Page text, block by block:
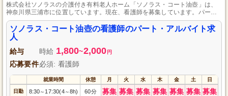
株式会社ソノラスの介護付き有料老人ホーム「ソノラス・コート油壺」は、
神奈川県三浦市に位置しています。現在、看護師を募集しています。パー
ト・アルバイトとして一緒に働きませんか？地域に根ざした施設で、あなた
の看護スキルを活かし、高齢者のサポートを行うやりがいのある仕事です。
経験や資格が不問のため、未経験の方も歓迎です。温かい環境で働きたい
方、ぜひご応募ください。
ソノラス・コート油壺の看護師のパート・アルバイト求
人
給与 時給 1,800~2,000 円
応募要件必須: 看護師
就業時間 休憩 月 火 水 木 金 土 日
日勤 8:30～ 17:30(4～8h) 60分 募集 募集 募集 募集 募集 募集 募集